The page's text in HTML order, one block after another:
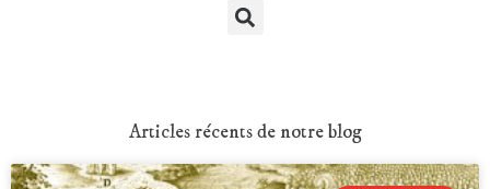
Articles récents de notre blog